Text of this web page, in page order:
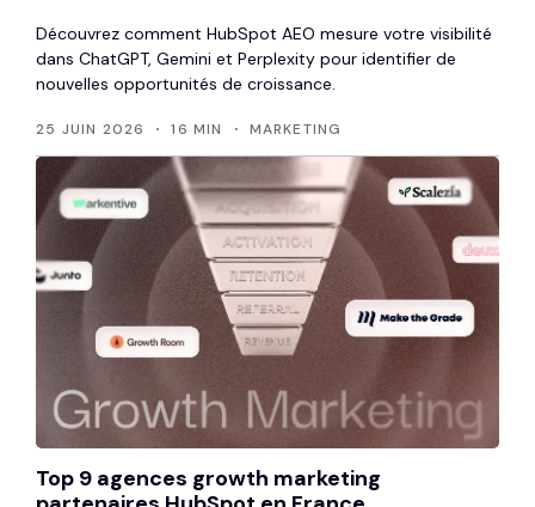
Découvrez comment HubSpot AEO mesure votre visibilité
dans ChatGPT, Gemini et Perplexity pour identifier de
nouvelles opportunités de croissance.
25 JUIN 2026 16 MIN MARKETING
Top 9 agences growth marketing